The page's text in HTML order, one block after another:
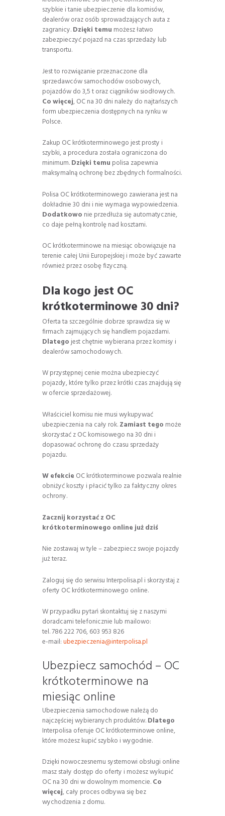
szybkie i tanie ubezpieczenie dla komisów,
dealerów oraz osób sprowadzających auta z
zagranicy.Dzięki temu możesz łatwo
zabezpieczyć pojazd na czas sprzedaży lub
transportu.
Jest to rozwiązanie przeznaczone dla
sprzedawców samochodów osobowych,
pojazdów do 3,5 t oraz ciągników siodłowych.
Co więcej, OC na 30 dni należy do najtańszych
form ubezpieczenia dostępnych na rynku w
Polsce.
Zakup OC krótkoterminowego jest prosty i
szybki, a procedura została ograniczona do
minimum.Dzięki temu polisa zapewnia
maksymalną ochronę bez zbędnych formalności.
Polisa OC krótkoterminowego zawierana jest na
dokładnie 30 dni i nie wymaga wypowiedzenia.
Dodatkowo nie przedłuża się automatycznie,
co daje pełną kontrolę nad kosztami.
OC krótkoterminowe na miesiąc obowiązuje na
terenie całej Unii Europejskiej i może być zawarte
również przez osobę fizyczną.
Dla kogo jest OC
krótkoterminowe 30 dni?
Oferta ta szczególnie dobrze sprawdza się w
firmach zajmujących się handlem pojazdami.
Dlategojest chętnie wybierana przez komisy i
dealerów samochodowych.
W przystępnej cenie można ubezpieczyć
pojazdy, które tylko przez krótki czas znajdują się
w ofercie sprzedażowej.
Właściciel komisu nie musi wykupywać
ubezpieczenia na cały rok.Zamiast tego może
skorzystać z OC komisowego na 30 dni i
dopasować ochronę do czasu sprzedaży
pojazdu.
W efekcie OC krótkoterminowe pozwala realnie
obniżyć koszty i płacić tylko za faktyczny okres
ochrony.
Zacznij korzystać z OC
krótkoterminowego online już dziś
Nie zostawaj w tyle – zabezpiecz swoje pojazdy
już teraz.
Zaloguj się do serwisu Interpolisa.pl i skorzystaj z
oferty OC krótkoterminowego online.
W przypadku pytań skontaktuj się z naszymi
doradcami telefonicznie lub mailowo:
tel. 786 222 706, 603 953 826
e-mail:ubezpieczenia@interpolisa.pl
Ubezpiecz samochód – OC
krótkoterminowe na
miesiąc online
Ubezpieczenia samochodowe należą do
najczęściej wybieranych produktów.Dlatego
Interpolisa oferuje OC krótkoterminowe online,
które możesz kupić szybko i wygodnie.
Dzięki nowoczesnemu systemowi obsługi online
masz stały dostęp do oferty i możesz wykupić
OC na 30 dni w dowolnym momencie.Co
więcej, cały proces odbywa się bez
wychodzenia z domu.